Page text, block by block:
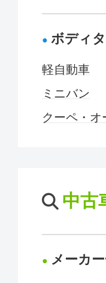
ボディ
軽自動車
ミニバン
クーペ・オ
中古
メーカ